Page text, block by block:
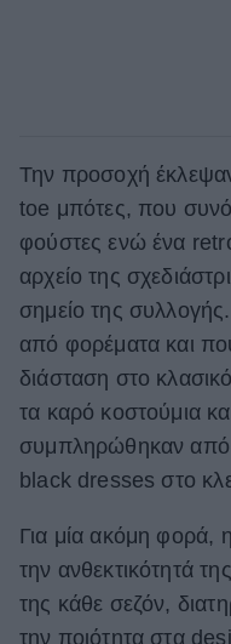
Την προσοχή
toe μπότες, που
φούστες ενώ ένα
αρχείο της
σημείο της
από φορέματα και
διάσταση στο
τα καρό κοστούμια
συμπληρώθηκαν από
black dresses στο
Για μία ακόμη φορά,
την ανθεκτικότητά
της κάθε σεζόν,
την ποιότητα στα